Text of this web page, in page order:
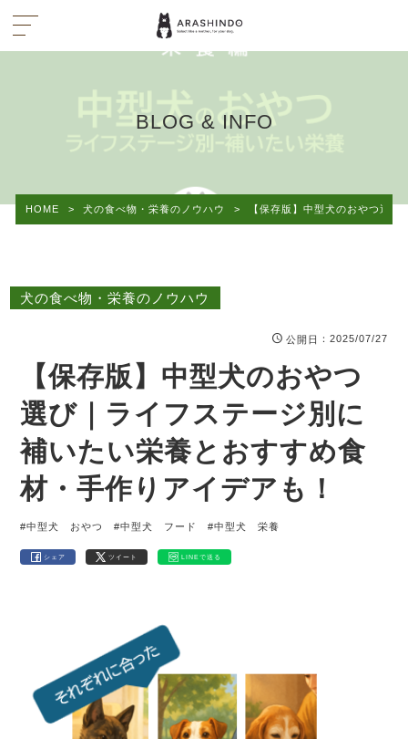
BLOG & INFO
HOME > 犬の食べ物・栄養のノウハウ > 【保存版】中型犬のおやつ選
犬の食べ物・栄養のノウハウ
公開日 ：2025/07/27
【保存版】中型犬のおやつ
選び｜ライフステージ別に
補いたい栄養とおすすめ食
材・手作りアイデアも！
#中型犬 おやつ #中型犬 フード #中型犬 栄養
シェア ツイート LINEで送る